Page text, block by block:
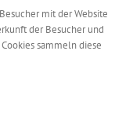
mit der Website
der Besucher und
sammeln diese